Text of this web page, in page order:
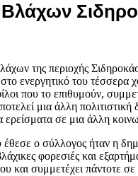
Βλάχων
της περιοχής
ενεργητικό του τέσσερα
που το επιθυμούν,
μια άλλη
σε μια άλλη
ο σύλλογος ήταν η
φορεσιές και
συμμετέχει πάντοτε